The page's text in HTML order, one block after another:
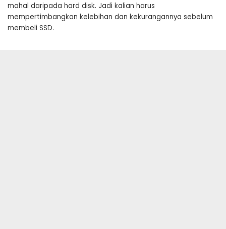
mahal daripada hard disk. Jadi kalian harus
mempertimbangkan kelebihan dan kekurangannya sebelum
membeli SSD.